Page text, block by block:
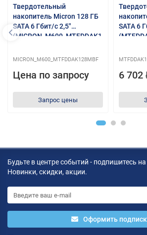
Твердотельный
накопитель Micron 128 ГБ
SATA 6 Гбит/с 2,5"
(MICRON_M600_MTFDDAK1
MICRON_M600_MTFDDAK128MBF
Цена по запросу
Запрос цены
SATA 6
6 702
Будьте в центре событий - подпишитесь
Новинки, скидки, акции.
Оформить